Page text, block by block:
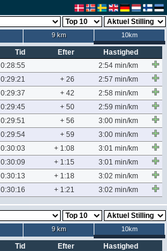
9 km 10km
Tid Efter
Hastighed
0:28:55
2:54 min/km
0:29:21 + 26
2:57 min/km
0:29:37 + 42
2:58 min/km
0:29:45 + 50
2:59 min/km
0:29:51 + 56
3:00 min/km
0:29:54 + 59
3:00 min/km
0:30:03 + 1:08
3:01 min/km
0:30:09 + 1:15
3:01 min/km
0:30:13 + 1:18
3:02 min/km
0:30:16 + 1:21 3:02 min/km
9 km 10km
Tid Efter
Hastighed